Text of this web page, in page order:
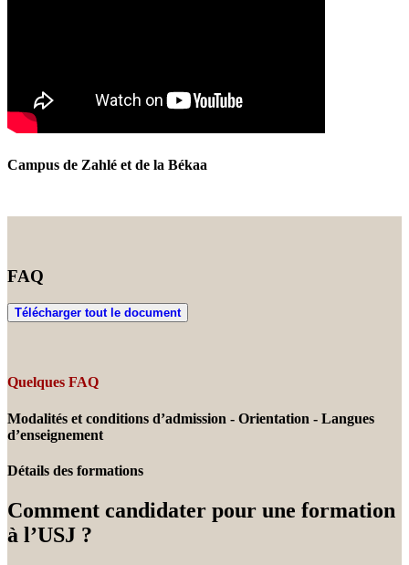
Campus de Zahlé et de la Békaa
FAQ
Télécharger tout le document
Quelques FAQ
Modalités et conditions d’admission - Orientation - Langues
d’enseignement
Détails des formations
Comment candidater pour une formation
à l’USJ ?